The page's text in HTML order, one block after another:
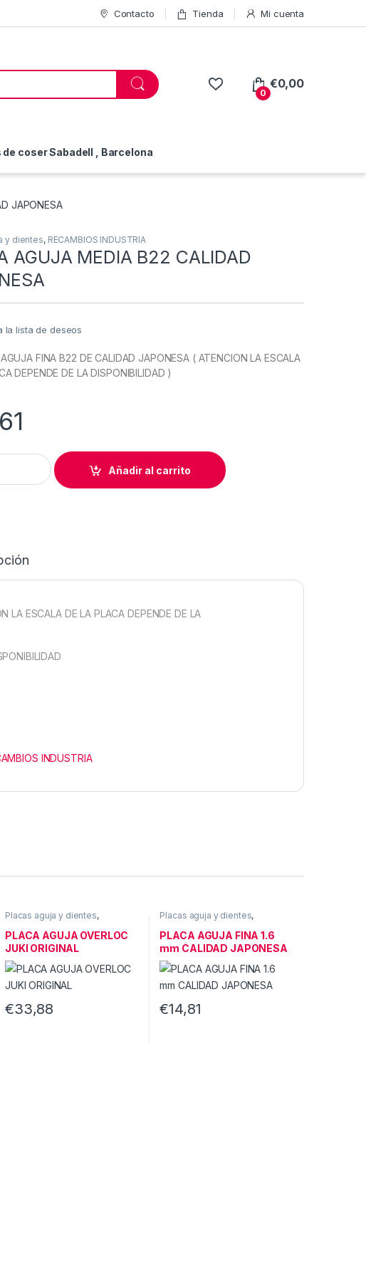
Contacto Tienda Mi cuenta
0
€0,00
coser Sabadell , Barcelona
JAPONESA
y dientes, RECAMBIOS INDUSTRIA
AGUJA MEDIA B22 CALIDAD
la lista de deseos
FINA B22 DE CALIDAD JAPONESA ( ATENCION LA ESCALA
DEPENDE DE LA DISPONIBILIDAD )
MEDIA B22 CALIDAD JAPONESA quantity
Añadir al carrito
LA ESCALA DE LA PLACA DEPENDE DE LA
INDUSTRIA
Placas aguja y dientes,
RECAMBIOS INDUSTRIA
PLACA AGUJA OVERLOC
JUKI ORIGINAL
€33,88
Placas aguja y dientes,
RECAMBIOS INDUSTRIA
PLACA AGUJA FINA 1.6
mm CALIDAD JAPONESA
€14,81